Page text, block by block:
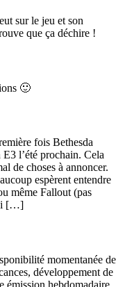
sur le jeu et son
que ça déchire !
🙂
fois Bethesda
l’été prochain. Cela
de choses à annoncer.
espèrent entendre
même Fallout (pas
[…]
momentanée de
développement de
émission hebdomadaire